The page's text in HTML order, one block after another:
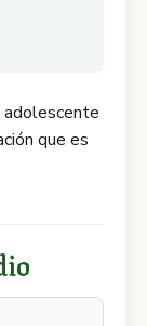
adolescente
que es